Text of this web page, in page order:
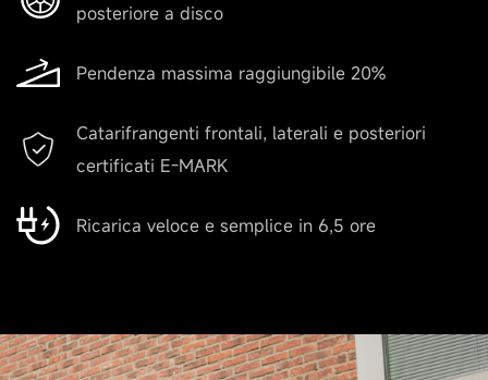
posteriore a disco
Pendenza massima raggiungibile 20%
Catarifrangenti frontali, laterali e posteriori
certificati E-MARK
Ricarica veloce e semplice in 6,5 ore
Caratteristiche prodotto
Velocità
Fino a 25 km/h
Ammortizzatore
Resistenza all'acqua